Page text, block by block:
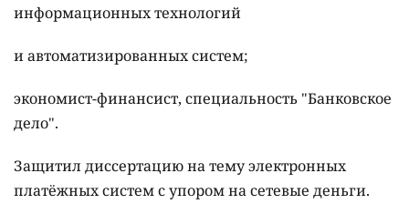
информационных технологий
и автоматизированных систем;
экономист-финансист, специальность "Банковское
дело".
Защитил диссертацию на тему электронных
платёжных систем с упором на сетевые деньги.